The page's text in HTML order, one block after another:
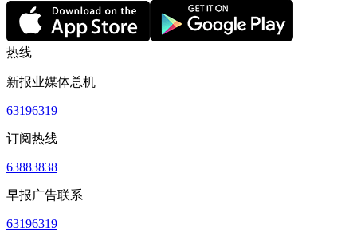
热线
新报业媒体总机
63196319
订阅热线
63883838
早报广告联系
63196319